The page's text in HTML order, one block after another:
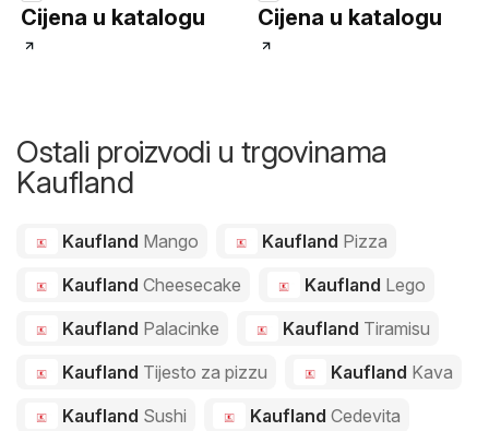
Cijena u katalogu Cijena u katalogu
Ostali proizvodi u trgovinama
Kaufland
Kaufland Mango Kaufland Pizza
Kaufland Cheesecake Kaufland Lego
Kaufland Palacinke Kaufland Tiramisu
Kaufland Tijesto za pizzu Kaufland Kava
Kaufland Sushi Kaufland Cedevita